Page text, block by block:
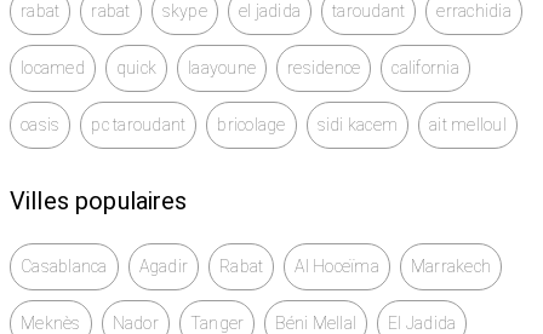
rabat rabat skype el jadida taroudant errachidia
locamed quick laayoune residence california
oasis pc taroudant bricolage sidi kacem ait melloul
Villes populaires
Casablanca Agadir Rabat Al Hoceïma Marrakech
Meknès Nador Tanger Béni Mellal El Jadida